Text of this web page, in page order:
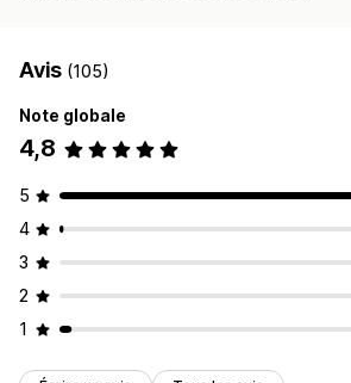
Avis (105)
Note globale
4,8
5
4
3
2
1